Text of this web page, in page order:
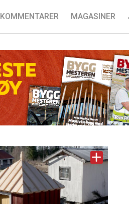
KOMMENTARER MAGASINER